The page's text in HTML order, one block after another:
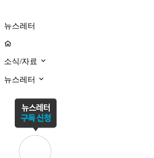
뉴스레터
소식/자료
뉴스레터